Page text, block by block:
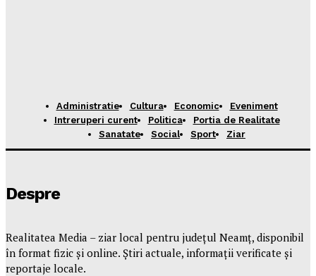
Administratie Cultura Economic
Eveniment
Intreruperi curent
Politica
Portia de Realitate
Sanatate
Social Sport Ziar
Despre
Realitatea Media – ziar local pentru județul Neamț, disponibil
în format fizic și online. Știri actuale, informații verificate și
reportaje locale.